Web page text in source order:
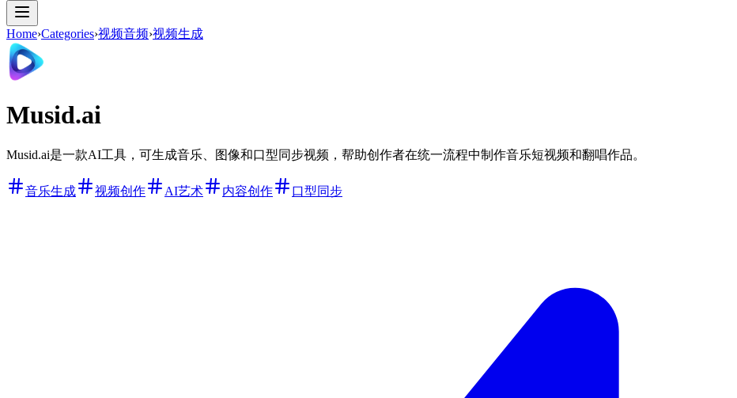
Home›Categories›视频音频›视频生成
Musid.ai
Musid.ai是一款AI工具，可生成音乐、图像和口型同步视频，帮助创作者在统一流程中制作音乐短视频和翻唱作品。
音乐生成 视频创作 AI艺术 内容创作 口型同步